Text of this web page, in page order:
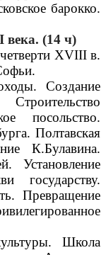
барокко.
века. (14 ч)
XVIII в.
Создание
посольство.
Полтавская
К.Булавина.
Установление
государству.
Превращение
Школа